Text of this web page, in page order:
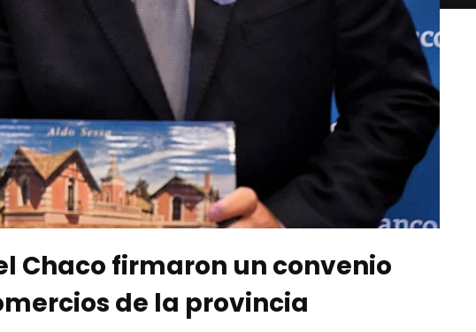
Chaco firmaron un convenio
de la provincia